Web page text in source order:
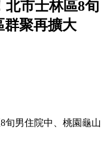
北市士林區8旬
群聚再擴大
旬男住院中、桃園龜山